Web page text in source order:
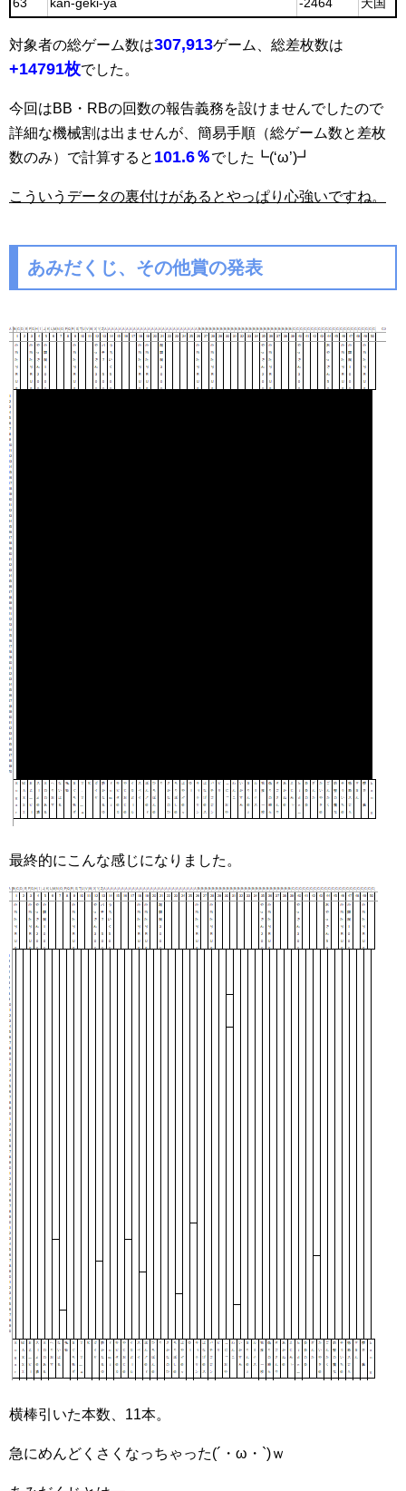
63 kan-geki-ya -2464 天国
対象者の総ゲーム数は307,913ゲーム、総差枚数は
+14791枚でした。
今回はBB・RBの回数の報告義務を設けませんでしたので
詳細な機械割は出ませんが、簡易手順（総ゲーム数と差枚
数のみ）で計算すると 101.6％でした┗(‘ω’)┛
こういうデータの裏付けがあるとやっぱり心強いですね。
あみだくじ、その他賞の発表
最終的にこんな感じになりました。
横棒引いた本数、11本。
急にめんどくさくなっちゃった(´・ω・`)ｗ